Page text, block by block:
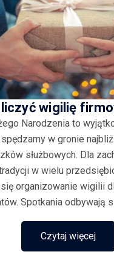
wigilię
Narodzenia to
w gronie
służbowych. Dla
w wielu
organizowanie wigilii
Spotkania odbywają
Czytaj więcej